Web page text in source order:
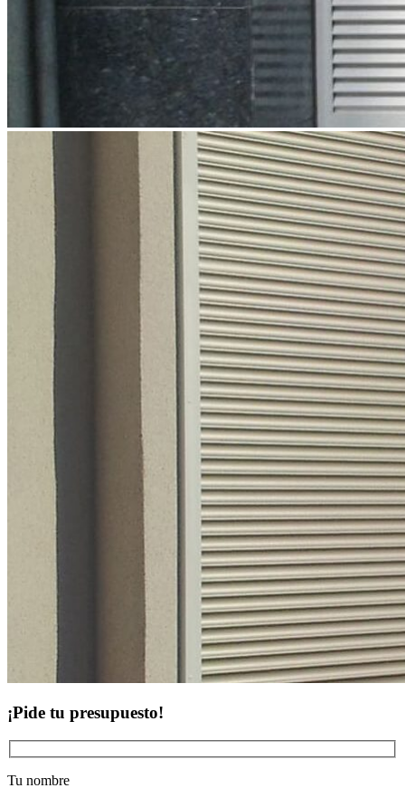
¡Pide tu presupuesto!
Tu nombre